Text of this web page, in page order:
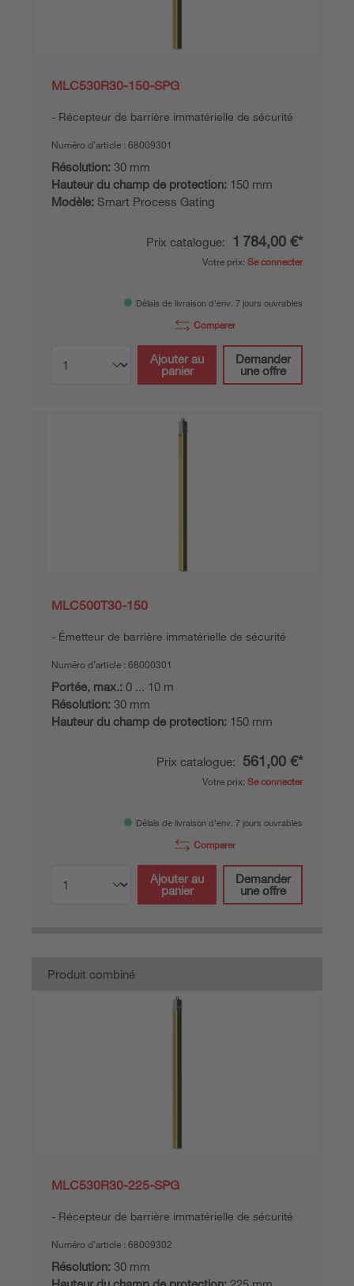
MLC530R30-150-SPG
Récepteur de barrière immatérielle de sécurité
Numéro d’article : 68009301
Résolution: 30 mm
Hauteur du champ de protection: 150 mm
Modèle: Smart Process Gating
Prix catalogue: 1 784,00 €*
Votre prix: Se connecter
Délais de livraison d'env. 7 jours ouvrables
Comparer
Ajouter au
panier
Demander
une offre
MLC500T30-150
Émetteur de barrière immatérielle de sécurité
Numéro d’article : 68000301
Portée, max.: 0 ... 10 m
Résolution: 30 mm
Hauteur du champ de protection: 150 mm
Prix catalogue: 561,00 €*
Votre prix: Se connecter
Délais de livraison d'env. 7 jours ouvrables
Comparer
Ajouter au
panier
Demander
une offre
Produit combiné
MLC530R30-225-SPG
Récepteur de barrière immatérielle de sécurité
Numéro d’article : 68009302
Résolution: 30 mm